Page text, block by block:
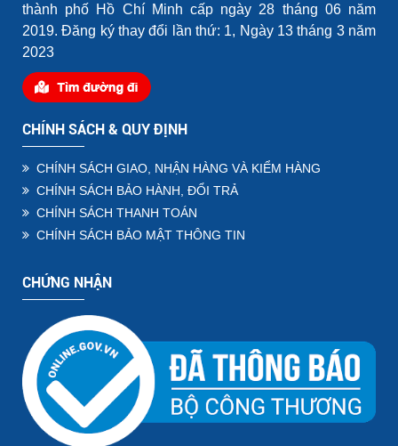
thành phố Hồ Chí Minh cấp ngày 28 tháng 06 năm
2019. Đăng ký thay đổi lần thứ: 1, Ngày 13 tháng 3 năm
2023
CHÍNH SÁCH & QUY ĐỊNH
CHÍNH SÁCH GIAO, NHẬN HÀNG VÀ KIỂM HÀNG
CHÍNH SÁCH BẢO HÀNH, ĐỔI TRẢ
CHÍNH SÁCH THANH TOÁN
CHÍNH SÁCH BẢO MẬT THÔNG TIN
CHỨNG NHẬN